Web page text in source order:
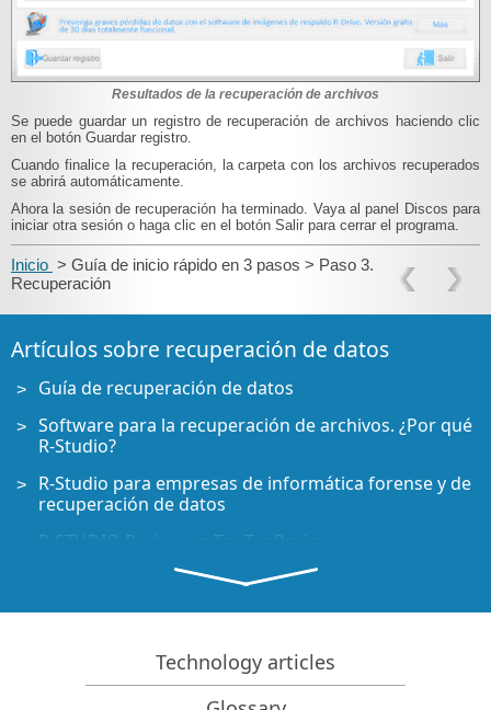
Resultados de la recuperación de archivos
Se puede guardar un registro de recuperación de archivos haciendo clic
en el botón Guardar registro.
Cuando finalice la recuperación, la carpeta con los archivos recuperados
se abrirá automáticamente.
Ahora la sesión de recuperación ha terminado. Vaya al panel Discos para
iniciar otra sesión o haga clic en el botón Salir para cerrar el programa.
Inicio > Guía de inicio rápido en 3 pasos > Paso 3.
Recuperación
Artículos sobre recuperación de datos
Guía de recuperación de datos
Software para la recuperación de archivos. ¿Por qué
R-Studio?
R-Studio para empresas de informática forense y de
recuperación de datos
R-STUDIO Review on TopTenReviews
Opciones para recuperar archivos de discos SSD
Cómo recuperar datos de dispositivos NVMe
Predecir el éxito en casos comunes de recuperación
Technology articles